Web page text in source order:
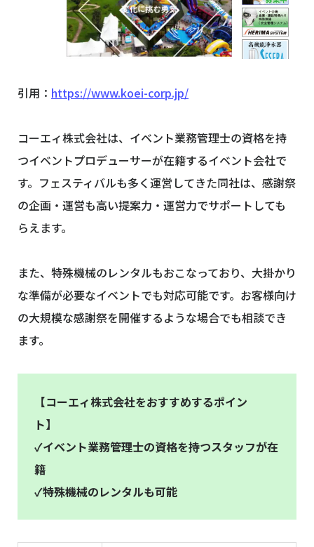
引用： https://www.koei-corp.jp/
コーエィ株式会社は、イベント業務管理士の資格を持
つイベントプロデューサーが在籍するイベント会社で
す。フェスティバルも多く運営してきた同社は、感謝祭
の企画・運営も高い提案力・運営力でサポートしても
らえます。
また、特殊機械のレンタルもおこなっており、大掛かり
な準備が必要なイベントでも対応可能です。お客様向け
の大規模な感謝祭を開催するような場合でも相談でき
ます。
【コーエィ株式会社をおすすめするポイン
ト】
✓イベント業務管理士の資格を持つスタッフが在
籍
✓特殊機械のレンタルも可能